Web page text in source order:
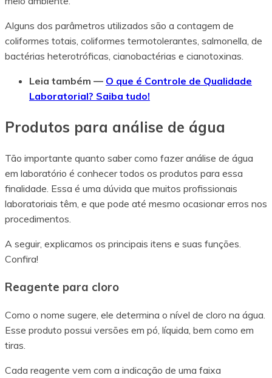
Alguns dos parâmetros utilizados são a contagem de
coliformes totais, coliformes termotolerantes, salmonella, de
bactérias heterotróficas, cianobactérias e cianotoxinas.
Leia também — O que é Controle de Qualidade
Laboratorial? Saiba tudo!
Produtos para análise de água
Tão importante quanto saber como fazer análise de água
em laboratório é conhecer todos os produtos para essa
finalidade. Essa é uma dúvida que muitos profissionais
laboratoriais têm, e que pode até mesmo ocasionar erros nos
procedimentos.
A seguir, explicamos os principais itens e suas funções.
Confira!
Reagente para cloro
Como o nome sugere, ele determina o nível de cloro na água.
Esse produto possui versões em pó, líquida, bem como em
tiras.
Cada reagente vem com a indicação de uma faixa